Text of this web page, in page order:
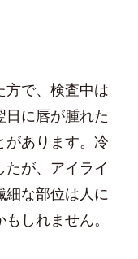
方で、検査中は
に唇が腫れた
があります。冷
が、アイライ
細な部位は人に
しれません。